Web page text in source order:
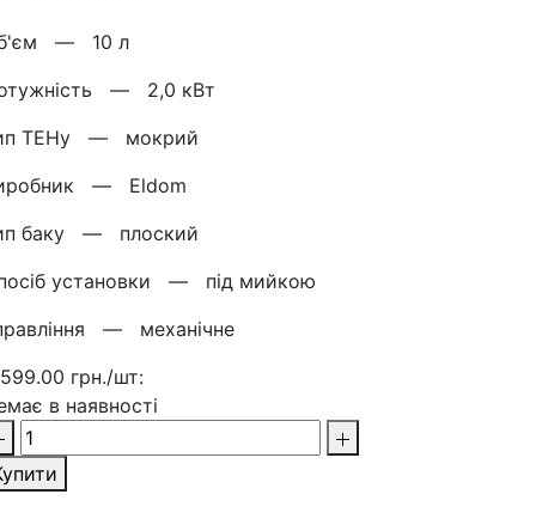
— 10 л
— 2,0 кВт
ТЕНу — мокрий
— Eldom
баку — плоский
установки — під мийкою
— механічне
грн./шт:
в наявності